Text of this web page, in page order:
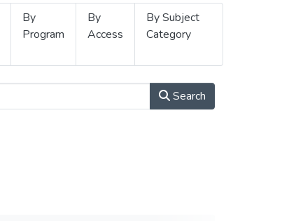
By
Program
By
Access
By Subject
Category
Search